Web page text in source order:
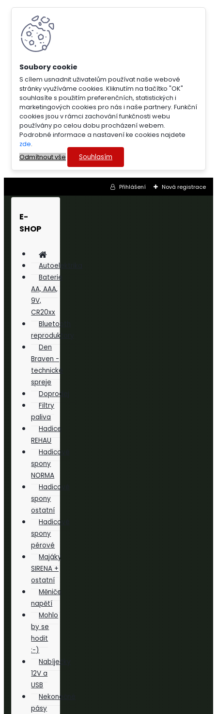
S cílem usnadnit uživatelům používat naše webové
stránky využíváme cookies. Kliknutím na tlačítko "OK"
souhlasíte s použitím preferenčních, statistických i
marketingových cookies pro nás i naše partnery. Funkční
cookies jsou v rámci zachování funkčnosti webu
používány po celou dobu procházení webem.
Podrobné informace a nastavení ke cookies najdete
zde.
Odmítnout vše
Souhlasím
Přihlášení Nová registrace
E-
SHOP
Autoelektrika
Baterie
AA, AAA,
9V,
CR20xx
Bluetooth
reproduktory
Den
Braven -
technické
spreje
Doprodej
Filtry
paliva
Hadice
REHAU
Hadicové
spony
NORMA
Hadicové
spony
ostatní
Hadicové
spony
pérové
Majáky
SIRENA +
ostatní
Měniče
napětí
Mohlo
by se
hodit
:-)
Nabíječky
12V a
USB
Nekonečné
pásy